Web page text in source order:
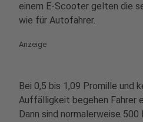
einem E-Scooter gelten die
wie für Autofahrer.
Anzeige
Bei 0,5 bis 1,09 Promille und
Auffälligkeit begehen Fahrer
Dann sind normalerweise 500